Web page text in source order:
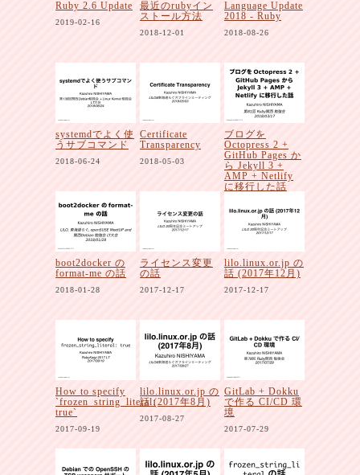
Ruby 2.6 Update
2019-02-16
最近のrubyイン
ストール方法
2018-12-01
Language Update
2018 - Ruby
2018-08-26
systemdでよく使
うサブコマンド
2018-06-24
Certificate
Transparency
2018-05-03
ブログを
Octopress 2 +
GitHub Pages か
ら Jekyll 3 +
AMP + Netlify
に移行した話
boot2docker の
format-me の話
2018-01-28
ライセンス変更
の話
2017-12-17
lilo.linux.or.jp の
話 (2017年12月)
2017-12-17
How to specify
`frozen_string_literal:
true`
2017-09-19
lilo.linux.or.jp の
話 (2017年8月)
2017-08-27
GitLab + Dokku
で作る CI/CD 環
境
2017-07-29